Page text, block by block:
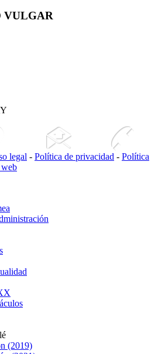
VULGAR
legal - Política de privacidad - Política
(2019)